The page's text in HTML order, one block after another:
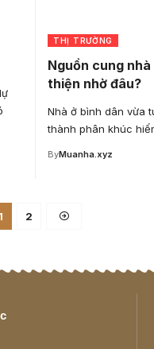
THỊ TRƯỜNG
Nguồn cung
thiện nhờ đâu?
Nhà ở bình dân vừa
thành phân khúc
ByMuanha.xyz
1 2